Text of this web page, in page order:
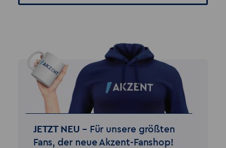
JETZT NEU – Für unsere größten
Fans, der neue Akzent-Fanshop!